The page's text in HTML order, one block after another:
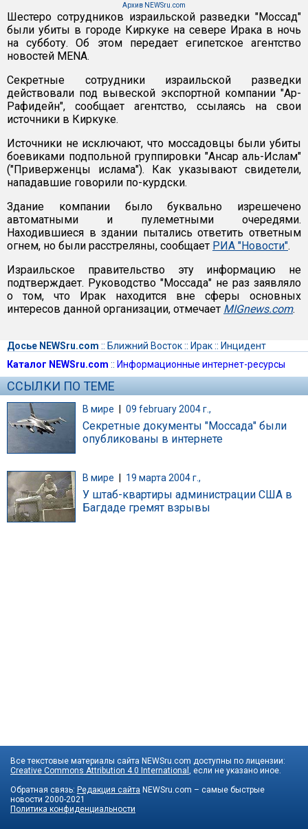
Архив NEWSru.com
Шестеро сотрудников израильской разведки "Моcсад"
были убиты в городе Киркуке на севере Ирака в ночь
на субботу. Об этом передает египетское агентство
новостей МЕNA.
Секретные сотрудники израильской разведки
действовали под вывеской экспортной компании "Ар-
Рафидейн", сообщает агентство, ссылаясь на свои
источники в Киркуке.
Источники не исключают, что моссадовцы были убиты
боевиками подпольной группировки "Ансар аль-Ислам"
("Приверженцы ислама"). Как указывают свидетели,
нападавшие говорили по-курдски.
Здание компании было буквально изрешечено
автоматными и пулеметными очередями.
Находившиеся в здании пытались ответить ответным
огнем, но были расстреляны, сообщает РИА "Новости".
Израильское правительство эту информацию не
подтверждает. Руководство "Моссада" не раз заявляло
о том, что Ирак находится вне сферы основных
интересов данной организации, отмечает MIGnews.com.
Досье NEWSru.com :: Ближний Восток:: Ирак:: Инцидент
Каталог NEWSru.com :: Информационные интернет-ресурсы
ССЫЛКИ ПО ТЕМЕ
В мире | 09 february 2004 г.,
Секретные документы "Моссада" были
опубликованы в интернете
В мире 19 марта 2004 г.,
У штаб-квартиры администрации США в
Багдаде гремят взрывы
Все текстовые материалы сайта NEWSru.com доступны по лицензии:
Creative Commons Attribution 4.0 International , если не указано иное.
Обратная связь: Редакция сайта NEWSru.com – самые быстрые
новости 2000-2021
Политика конфиденциальности